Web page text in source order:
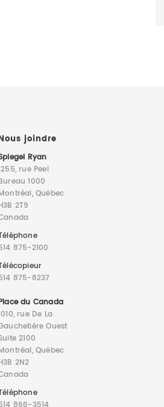
joindre
Ryan
rue Peel
1000
Québec
2T9
875-2100
875-8237
du Canada
rue De La
Ouest
2100
Québec
2N2
866-3514